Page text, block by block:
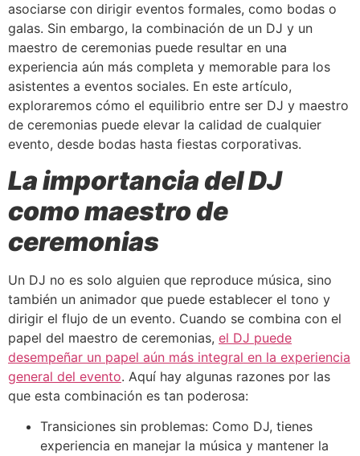
asociarse con dirigir eventos formales, como bodas o
galas. Sin embargo, la combinación de un DJ y un
maestro de ceremonias puede resultar en una
experiencia aún más completa y memorable para los
asistentes a eventos sociales. En este artículo,
exploraremos cómo el equilibrio entre ser DJ y maestro
de ceremonias puede elevar la calidad de cualquier
evento, desde bodas hasta fiestas corporativas.
La importancia del DJ
como maestro de
ceremonias
Un DJ no es solo alguien que reproduce música, sino
también un animador que puede establecer el tono y
dirigir el flujo de un evento. Cuando se combina con el
papel del maestro de ceremonias, el DJ puede
desempeñar un papel aún más integral en la experiencia
general del evento. Aquí hay algunas razones por las
que esta combinación es tan poderosa:
Transiciones sin problemas: Como DJ, tienes
experiencia en manejar la música y mantener la